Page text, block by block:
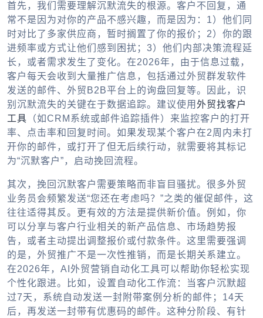
首先，我们需要理解沉默流失的根源。客户不回复，通
常不是因为对你的产品不感兴趣，而是因为：1）他们同
时对比了多家供应商，暂时搁置了你的报价；2）你的跟
进频率或方式让他们感到困扰；3）他们内部决策流程延
长，或者需求发生了变化。在2026年，由于信息过载，
客户每天会收到大量推广信息，包括通过外贸群发软件
发送的邮件、外贸B2B平台上的询盘回复等。因此，识
别沉默流失的关键在于数据追踪。建议使用 外贸找客户
工具 （如CRM系统或邮件追踪插件）来监控客户的打开
率、点击率和回复时间。如果发现某个客户在2周内未打
开你的邮件，或打开了但无后续行动，就需要将其标记
为“沉默客户”，启动挽回流程。
其次，挽回沉默客户需要策略而非盲目骚扰。很多外贸
业务员会频繁发送“您还在考虑吗？”之类的催促邮件，这
往往适得其反。更有效的方法是提供新价值。例如，你
可以分享与客户行业相关的新产品信息、市场趋势报
告，或者主动提出调整报价或付款条件。这里需要强调
的是，外贸推广不是一次性推销，而是长期关系建立。
在2026年，AI外贸营销自动化工具可以帮助你轻松实现
个性化跟进。比如，设置自动化工作流：当客户沉默超
过7天，系统自动发送一封附带案例分析的邮件；14天
后，再发送一封带有优惠码的邮件。这种分阶段、有针